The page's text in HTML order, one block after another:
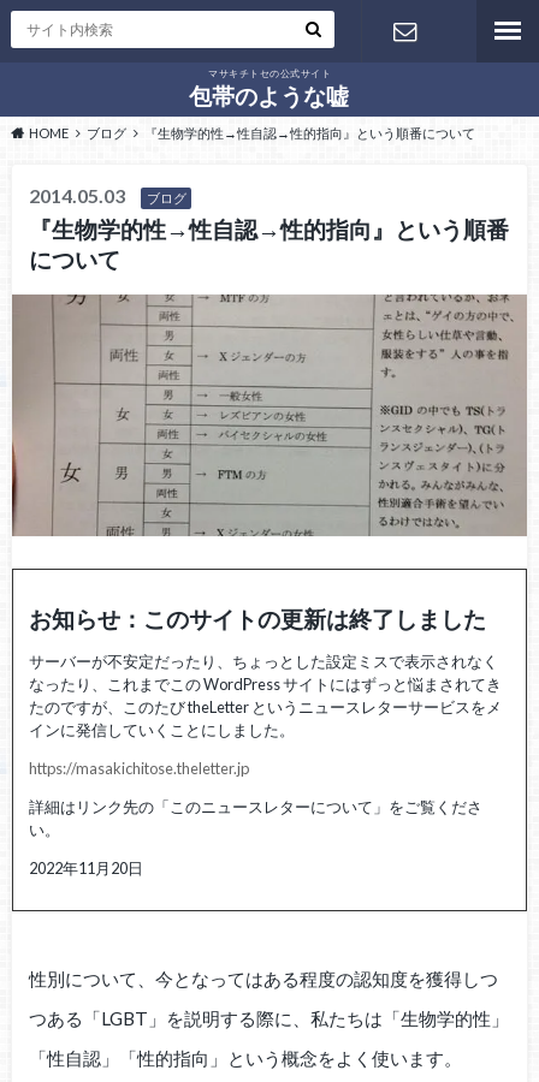
マサキチトセの公式サイト
包帯のような嘘
HOME ブログ 『生物学的性→性自認→性的指向』という順番について
2014.05.03 ブログ
『生物学的性→性自認→性的指向』という順番
について
お知らせ：このサイトの更新は終了しました
サーバーが不安定だったり、ちょっとした設定ミスで表示されなく
なったり、これまでこの WordPress サイトにはずっと悩まされてき
たのですが、このたび theLetter というニュースレターサービスをメ
インに発信していくことにしました。
https://masakichitose.theletter.jp
詳細はリンク先の「このニュースレターについて」をご覧くださ
い。
2022年11月20日
性別について、今となってはある程度の認知度を獲得しつ
つある「LGBT」を説明する際に、私たちは「生物学的性」
「性自認」「性的指向」という概念をよく使います。